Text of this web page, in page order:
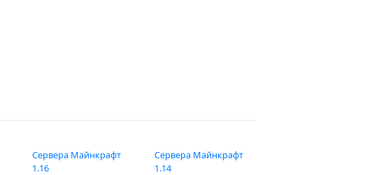
Сервера Майнкрафт
1.16
Сервера Майнкрафт
1.14